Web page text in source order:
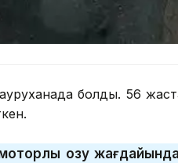
ауруханада болды. 56
қозу